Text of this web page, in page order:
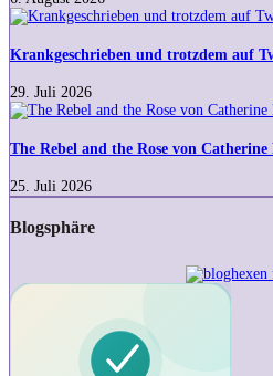
in
meinen
geraten?
Krankgeschrieben
trotzdem
Twitch
streamen?
Krankgeschrieben und trotzdem auf
29. Juli 2026
The
and
Rose
von
Doyle
The Rebel and the Rose von Catherine
25. Juli 2026
Blogsphäre